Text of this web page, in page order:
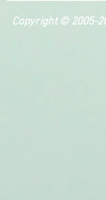
Copyright © 2005-